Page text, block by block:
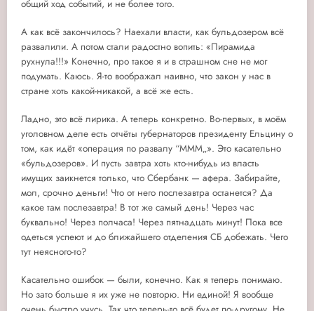
общий ход событий, и не более того.
А как всё закончилось? Наехали власти, как бульдозером всё
развалили. А потом стали радостно вопить: «Пирамида
рухнула!!!» Конечно, про такое я и в страшном сне не мог
подумать. Каюсь. Я-то воображал наивно, что закон у нас в
стране хоть какой-никакой, а всё же есть.
Ладно, это всё лирика. А теперь конкретно. Во-первых, в моём
уголовном деле есть отчёты губернаторов президенту Ельцину о
том, как идёт «операция по развалу “МММ„». Это касательно
«бульдозеров». И пусть завтра хоть кто-нибудь из власть
имущих заикнется только, что Сбербанк — афера. Забирайте,
мол, срочно деньги! Что от него послезавтра останется? Да
какое там послезавтра! В тот же самый день! Через час
буквально! Через полчаса! Через пятнадцать минут! Пока все
одеться успеют и до ближайшего отделения СБ добежать. Чего
тут неясного-то?
Касательно ошибок — были, конечно. Как я теперь понимаю.
Но зато больше я их уже не повторю. Ни единой! Я вообще